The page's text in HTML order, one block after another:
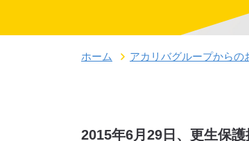
ホーム アカリバグループからの
2015年6月29日、更生保